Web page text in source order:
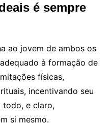
é sempre
ao jovem de ambos os
à formação de
físicas,
incentivando seu
todo, e claro,
si mesmo.